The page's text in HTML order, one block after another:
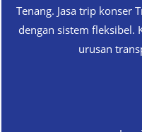
Tenang. Jasa trip konser
dengan sistem fleksibel.
urusan